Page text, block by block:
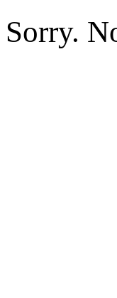
Sorry.